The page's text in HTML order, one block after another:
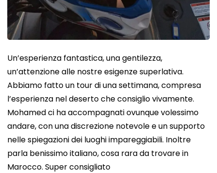
Un’esperienza fantastica, una gentilezza,
un’attenzione alle nostre esigenze superlativa.
Abbiamo fatto un tour di una settimana, compresa
l’esperienza nel deserto che consiglio vivamente.
Mohamed ci ha accompagnati ovunque volessimo
andare, con una discrezione notevole e un supporto
nelle spiegazioni dei luoghi impareggiabili. Inoltre
parla benissimo italiano, cosa rara da trovare in
Marocco. Super consigliato